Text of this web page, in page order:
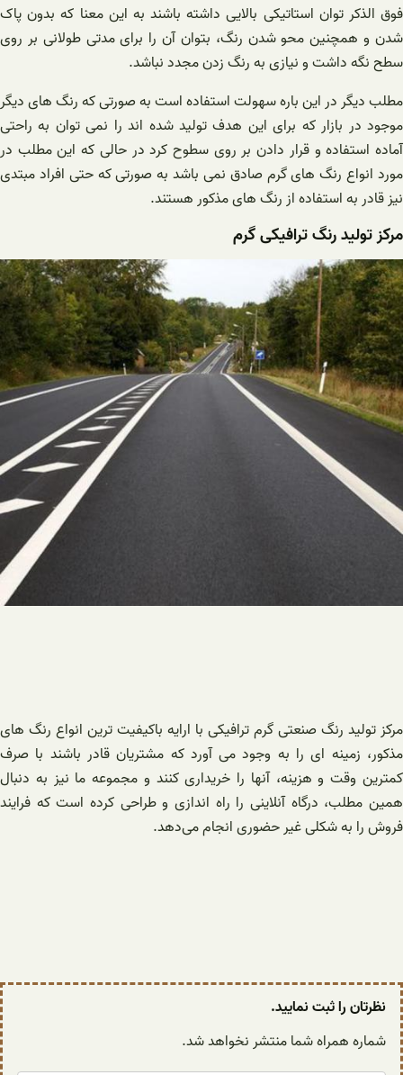
فوق الذکر توان استاتیکی بالایی داشته باشند به این معنا که بدون پاک
شدن و همچنین محو شدن رنگ، بتوان آن را برای مدتی طولانی بر روی
سطح نگه داشت و نیازی به رنگ زدن مجدد نباشد.
مطلب دیگر در این باره سهولت استفاده است به صورتی که رنگ های دیگر
موجود در بازار که برای این هدف تولید شده اند را نمی‌ توان به راحتی
آماده استفاده و قرار دادن بر روی سطوح کرد در حالی که این مطلب در
مورد انواع رنگ های گرم صادق نمی باشد به صورتی که حتی افراد مبتدی
نیز قادر به استفاده از رنگ های مذکور هستند.
مرکز تولید رنگ ترافیکی گرم
مرکز تولید رنگ صنعتی گرم‌ ترافیکی با ارایه باکیفیت ترین انواع رنگ های
مذکور، زمینه ای را به وجود می آورد که مشتریان قادر باشند با صرف
کمترین وقت و هزینه، آنها را خریداری کنند و مجموعه ما نیز به دنبال
همین مطلب، درگاه آنلاینی را راه اندازی و طراحی کرده است که فرایند
فروش را به شکلی غیر حضوری انجام می‌دهد.
نظرتان را ثبت نمایید.
شماره همراه شما منتشر نخواهد شد.